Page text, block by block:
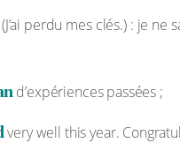
perdu mes clés.) : je
d’expériences passées ;
very well this year.